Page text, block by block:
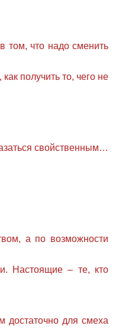
том, что надо сменить
получить то, чего не
свойственным…
а по возможности
Настоящие – те, кто
достаточно для смеха